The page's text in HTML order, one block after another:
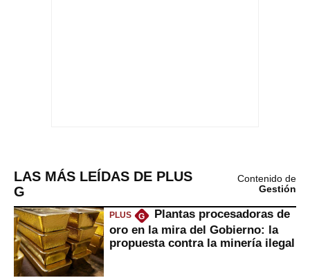
LAS MÁS LEÍDAS DE PLUS
G
Contenido de
Gestión
PLUS G
Plantas procesadoras de
oro en la mira del Gobierno: la
propuesta contra la minería ilegal